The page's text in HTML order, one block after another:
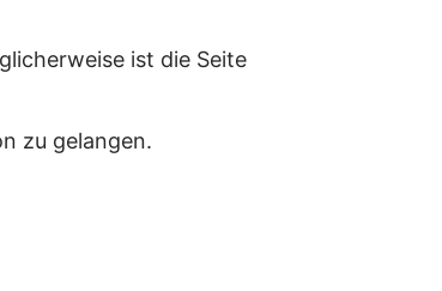
ist die Seite
zu gelangen.